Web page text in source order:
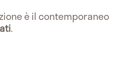
è il contemporaneo
.